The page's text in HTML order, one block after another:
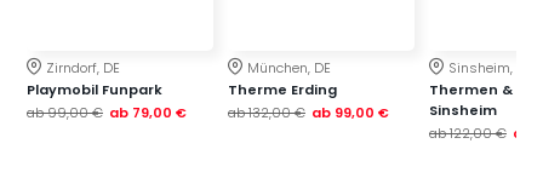
Zirndorf, DE
Playmobil Funpark
ab99,00 € ab 79,00 €
München, DE
Therme Erding
ab132,00 € ab 99,00 €
Sinsheim, DE
Thermen &
Sinsheim
ab122,00 € ab